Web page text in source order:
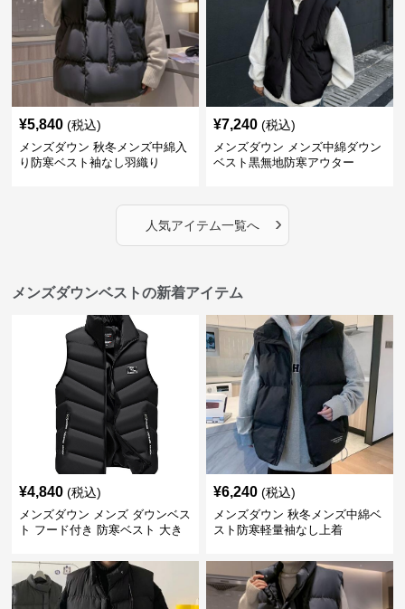
¥5,840 (税込)
メンズダウン 秋冬メンズ中綿入
り防寒ベスト袖なし羽織り
¥7,240 (税込)
メンズダウン メンズ中綿ダウン
ベスト黒無地防寒アウター
人気アイテム一覧へ ›
メンズダウンベストの新着アイテム
¥4,840 (税込)
メンズダウン メンズ ダウンベス
ト フード付き 防寒ベスト 大き
¥6,240 (税込)
メンズダウン 秋冬メンズ中綿ベ
スト防寒軽量袖なし上着